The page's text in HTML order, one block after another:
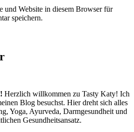
und Website in diesem Browser für
speichern.
Herzlich willkommen zu Tasty Katy! Ich
Blog besuchst. Hier dreht sich alles
Yoga, Ayurveda, Darmgesundheit und
Gesundheitsansatz.